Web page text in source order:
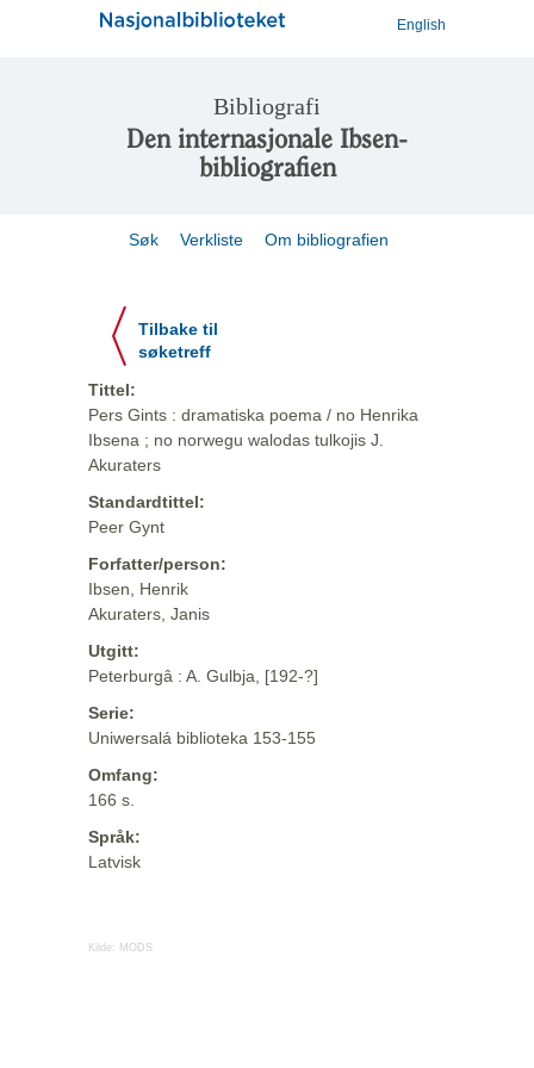
English
Bibliografi
Den internasjonale Ibsen-
bibliografien
Søk Verkliste Om bibliografien
Tilbake til
søketreff
Tittel:
Pers Gints : dramatiska poema / no Henrika
Ibsena ; no norwegu walodas tulkojis J.
Akuraters
Standardtittel:
Peer Gynt
Forfatter/person:
Ibsen, Henrik
Akuraters, Janis
Utgitt:
Peterburgâ : A. Gulbja, [192-?]
Serie:
Uniwersalá biblioteka 153-155
Omfang:
166 s.
Språk:
Latvisk
Kilde: MODS